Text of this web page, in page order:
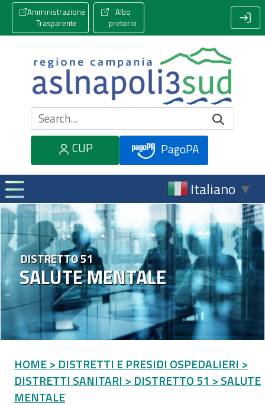
Amministrazione
Trasparente
Albo
pretorio
Cerca nel sito
CUP
PagoPA
Italiano ▼
SALUTE MENTALE
DISTRETTO 51
HOME > DISTRETTI E PRESIDI OSPEDALIERI >
DISTRETTI SANITARI > DISTRETTO 51 > SALUTE
MENTALE